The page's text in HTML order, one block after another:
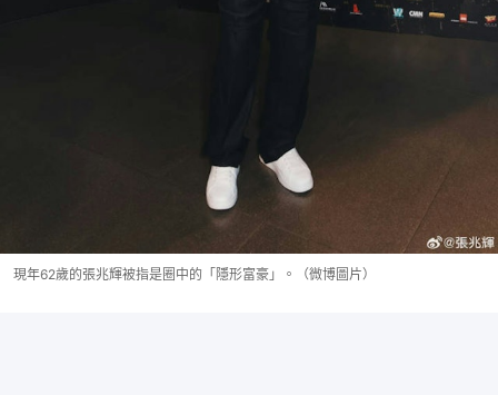
現年62歲的張兆輝被指是圈中的「隱形富豪」。（微博圖片）